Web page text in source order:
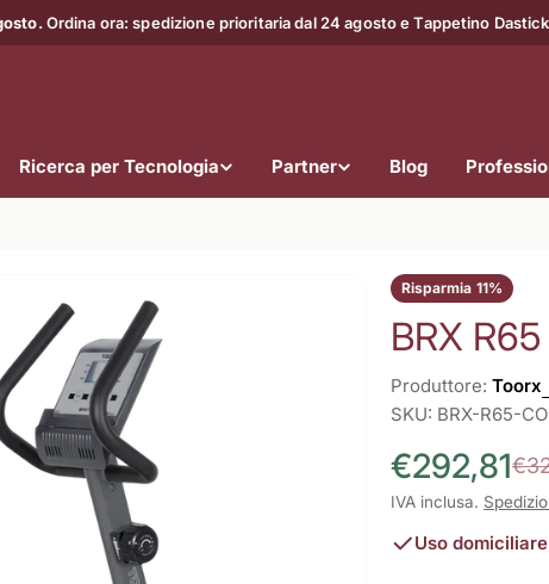
Ordina ora: spedizione prioritaria dal 24 agosto e Tappetino
Ricerca per Tecnologia Partner Blog
Apri supporto 1 in
Risparmia 11%
BRX
Produttore: Toorx
SKU: BRX-R65-
Prezzo
di
vendita
€292,81
Prezzo
normale
IVA inclusa.
Uso domiciliare